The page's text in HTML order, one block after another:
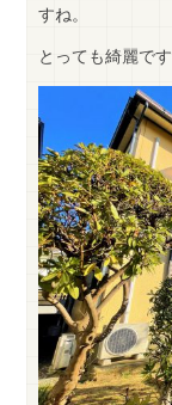
すね。
とっても綺麗で